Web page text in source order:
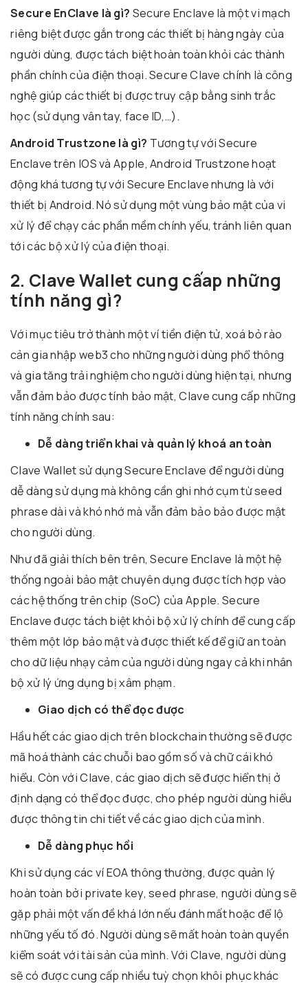
Secure EnClave là gì? Secure Enclave là một vi mạch
riêng biệt được gắn trong các thiết bị hàng ngày của
người dùng, được tách biệt hoàn toàn khỏi các thành
phần chính của điện thoại. Secure Clave chính là công
nghệ giúp các thiết bị được truy cập bằng sinh trắc
học (sử dụng vân tay, face ID,…).
Android Trustzone là gì? Tương tự với Secure
Enclave trên IOS và Apple, Android Trustzone hoạt
động khá tương tự với Secure Enclave nhưng là với
thiết bị Android. Nó sử dụng một vùng bảo mật của vi
xử lý để chạy các phần mềm chính yếu, tránh liên quan
tới các bộ xử lý của điện thoại.
2. Clave Wallet cung cấap những
tính năng gì?
Với mục tiêu trở thành một ví tiền điện tử, xoá bỏ rào
cản gia nhập web3 cho những người dùng phổ thông
và gia tăng trải nghiệm cho người dùng hiện tại, nhưng
vẫn đảm bảo được tính bảo mật, Clave cung cấp những
tính năng chính sau:
Dễ dàng triển khai và quản lý khoá an toàn
Clave Wallet sử dụng Secure Enclave để người dùng
dễ dàng sử dụng mà không cần ghi nhớ cụm từ seed
phrase dài và khó nhớ mà vẫn đảm bảo bảo được mật
cho người dùng.
Như đã giải thích bên trên, Secure Enclave là một hệ
thống ngoài bảo mật chuyên dụng được tích hợp vào
các hệ thống trên chip (SoC) của Apple. Secure
Enclave được tách biệt khỏi bộ xử lý chính để cung cấp
thêm một lớp bảo mật và được thiết kế để giữ an toàn
cho dữ liệu nhạy cảm của người dùng ngay cả khi nhân
bộ xử lý ứng dụng bị xâm phạm.
Giao dịch có thể đọc được
Hầu hết các giao dịch trên blockchain thường sẽ được
mã hoá thành các chuỗi bao gồm số và chữ cái khó
hiểu. Còn với Clave, các giao dịch sẽ được hiển thị ở
định dạng có thể đọc được, cho phép người dùng hiểu
được thông tin chi tiết về các giao dịch của mình.
Dễ dàng phục hồi
Khi sử dụng các ví EOA thông thường, được quản lý
hoàn toàn bởi private key, seed phrase, người dùng sẽ
gặp phải một vấn đề khá lớn nếu đánh mất hoặc để lộ
những yếu tố đó. Người dùng sẽ mất hoàn toàn quyền
kiểm soát với tài sản của mình. Với Clave, người dùng
sẽ có được cung cấp nhiều tuỳ chọn khôi phục khác